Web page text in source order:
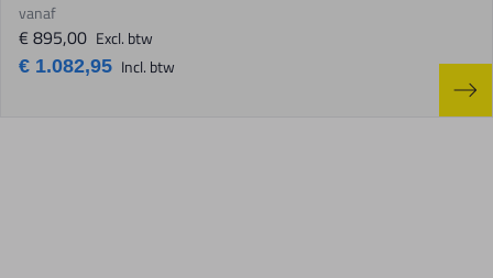
vanaf
€ 1.082,95 Incl. btw
€ 895,00 Excl. btw